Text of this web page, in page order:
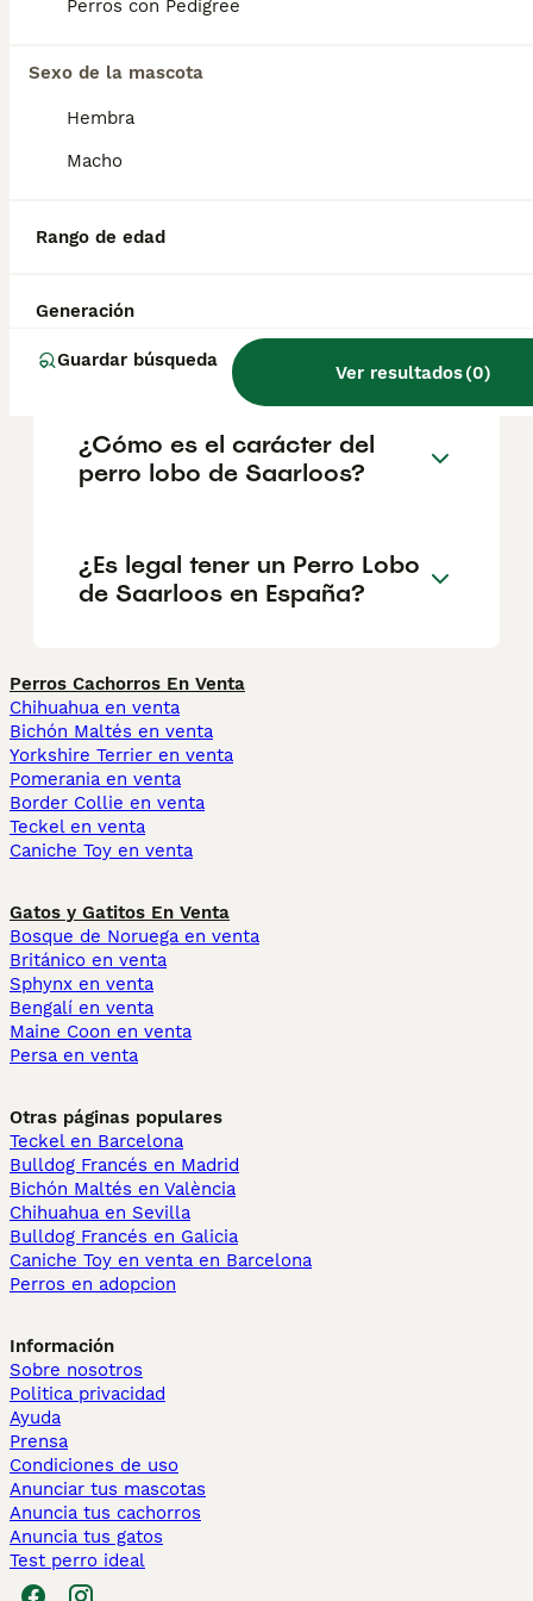
Perros con Pedigree
Sexo de la mascota
Hembra
Macho
Rango de edad
Generación
Guardar búsqueda
Ver resultados(0)
salud y el bienestar de los animales.
de comprometerse siempre es la mejor
¿Qué tamaño tiene un perro
¿El perro lobo es bravo?
¿Cómo es el carácter del
perro lobo de Saarloos?
¿Es legal tener un Perro Lobo
de Saarloos en España?
Perros Cachorros En Venta
Chihuahua en venta
Bichón Maltés en venta
Yorkshire Terrier en venta
Pomerania en venta
Border Collie en venta
Teckel en venta
Caniche Toy en venta
Gatos y Gatitos En Venta
Bosque de Noruega en venta
Británico en venta
Sphynx en venta
Bengalí en venta
Maine Coon en venta
Persa en venta
Otras páginas populares
Teckel en Barcelona
Bulldog Francés en Madrid
Bichón Maltés en València
Chihuahua en Sevilla
Bulldog Francés en Galicia
Caniche Toy en venta en Barcelona
Perros en adopcion
Información
Sobre nosotros
Politica privacidad
Ayuda
Prensa
Condiciones de uso
Anunciar tus mascotas
Anuncia tus cachorros
Anuncia tus gatos
Test perro ideal